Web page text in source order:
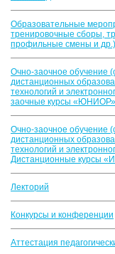
Образовательные
тренировочные сборы,
профильные смены и др.)
Очно-заочное обучение
дистанционных
технологий и
заочные курсы «ЮНИОР»
Очно-заочное обучение
дистанционных
технологий и
Дистанционные курсы
Лекторий
Конкурсы и конференции
Аттестация